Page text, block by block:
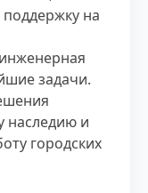
на
задачи.
наследию и
городских